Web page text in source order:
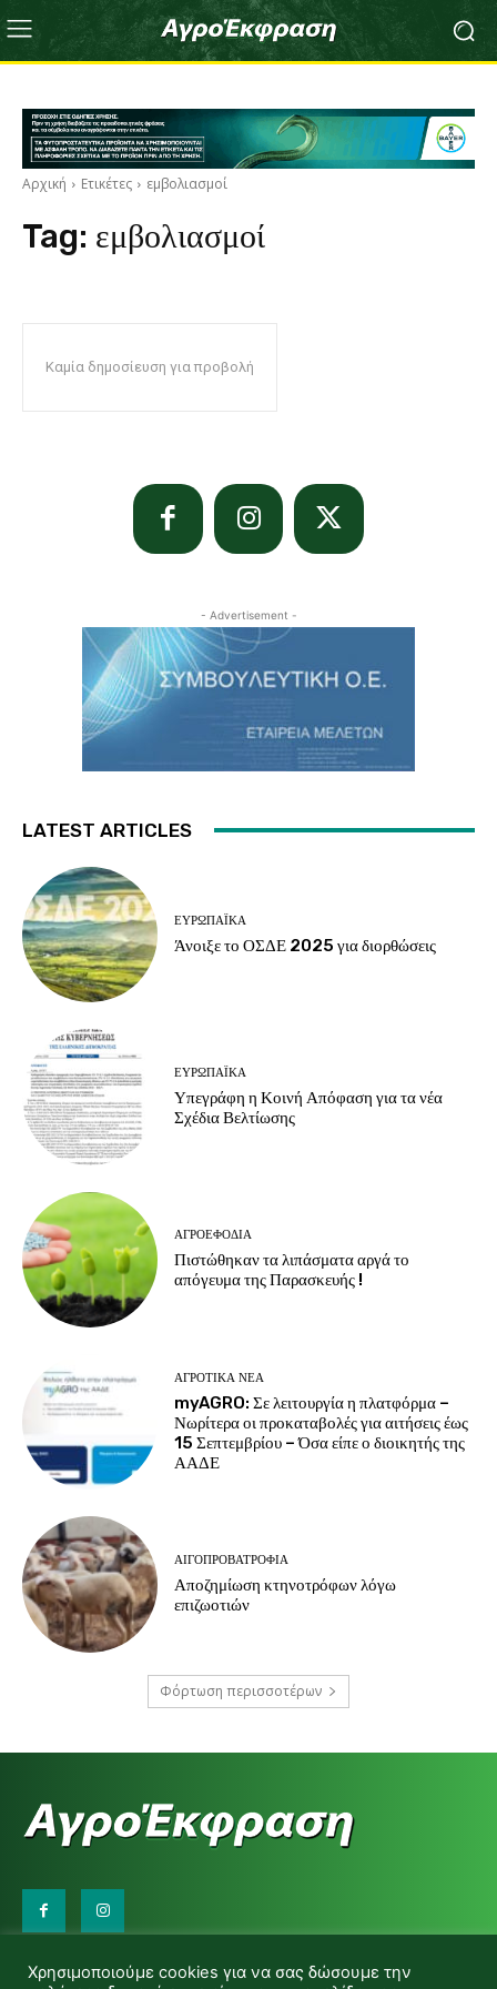
Αρχική Ετικέτες εμβολιασμοί
Tag: εμβολιασμοί
Καμία δημοσίευση για προβολή
- Advertisement -
LATEST ARTICLES
ΕΥΡΩΠΑΪΚΆ
Άνοιξε το ΟΣΔΕ 2025 για διορθώσεις
ΕΥΡΩΠΑΪΚΆ
Υπεγράφη η Κοινή Απόφαση για τα νέα
Σχέδια Βελτίωσης
ΑΓΡΟΕΦΌΔΙΑ
Πιστώθηκαν τα λιπάσματα αργά το
απόγευμα της Παρασκευής !
ΑΓΡΟΤΙΚΆ ΝΈΑ
myAGRO: Σε λειτουργία η πλατφόρμα –
Νωρίτερα οι προκαταβολές για αιτήσεις έως
15 Σεπτεμβρίου – Όσα είπε ο διοικητής της
ΑΑΔΕ
ΑΙΓΟΠΡΟΒΑΤΡΟΦΊΑ
Αποζημίωση κτηνοτρόφων λόγω
επιζωοτιών
Φόρτωση περισσοτέρων
d.makas@yahoo.gr
Χρησιμοποιούμε cookies για να σας δώσουμε την